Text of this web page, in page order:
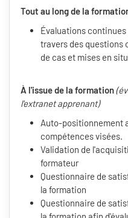
Tout au long de la
Évaluations
travers des questions
de cas et mises en
À l'issue de la formation
l'extranet apprenant)
Auto-positionnement
compétences visées.
Validation de
formateur
Questionnaire de
la formation
Questionnaire de